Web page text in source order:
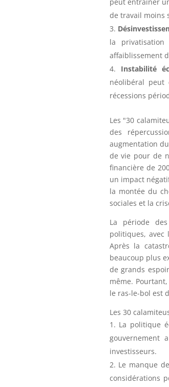
de travail moins
la
affaiblissement
Instabilité
néolibéral peut
récessions
Les "30
des
augmentation
de vie pour de
financière de
un impact
la montée du
sociales et la
La période
politiques, avec
Après la
beaucoup plus
de grands
même.
le ras-le-bol est
Les 30
La politique
gouvernement
investisseurs.
Le manque
considérations